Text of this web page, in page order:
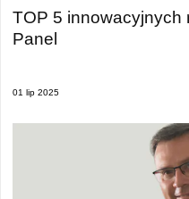
TOP 5 innowacyjnych
Panel
01 lip 2025